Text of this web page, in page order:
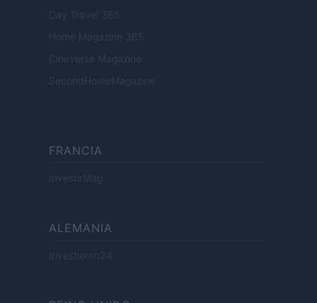
Day Travel 365
Home Magazine 365
Cineverse Magazine
SecondHomeMagazine
FRANCIA
InvestirMag
ALEMANIA
Investieren24